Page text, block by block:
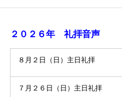
２０２６年 礼拝音声
８月２日（日）主日礼拝
７月２６日（日）主日礼拝